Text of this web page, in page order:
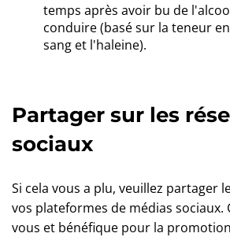
temps après avoir bu de
conduire (basé sur la teneur
sang et l'haleine).
Partager sur les
sociaux
Si cela vous a plu, veuillez partager
vos plateformes de médias sociaux.
vous et bénéfique pour la